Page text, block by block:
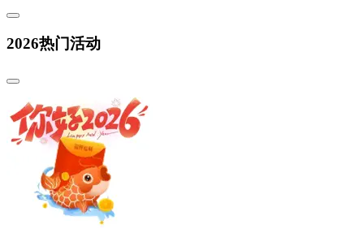
2026热门活动